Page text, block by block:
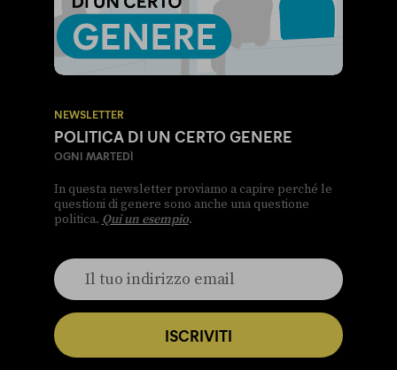
NEWSLETTER
POLITICA DI UN CERTO GENERE
OGNI MARTEDÌ
In questa newsletter proviamo a capire perché le
questioni di genere sono anche una questione
politica. Qui un esempio.
ISCRIVITI